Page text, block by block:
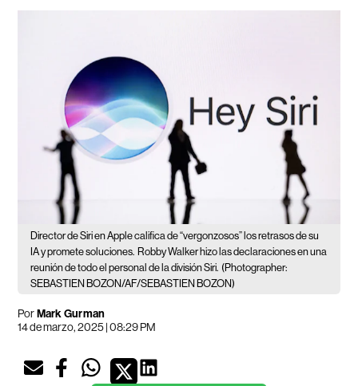
Director de Siri en Apple califica de “vergonzosos” los retrasos de su
IA y promete soluciones. Robby Walker hizo las declaraciones en una
reunión de todo el personal de la división Siri. (Photographer:
SEBASTIEN BOZON/AF/SEBASTIEN BOZON)
PorMark Gurman
14 de marzo, 2025 | 08:29 PM